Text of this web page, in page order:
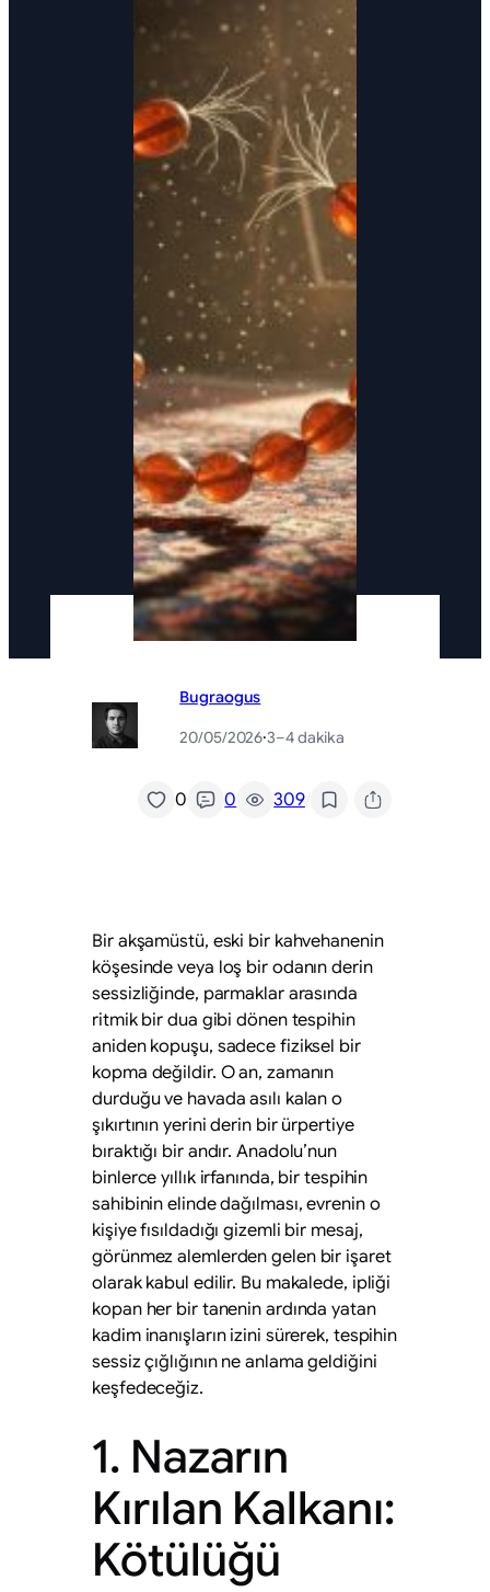
Bugraogus
20/05/2026·3–4 dakika
0 0 309/
Bir akşamüstü, eski bir kahvehanenin
köşesinde veya loş bir odanın derin
sessizliğinde, parmaklar arasında
ritmik bir dua gibi dönen tespihin
aniden kopuşu, sadece fiziksel bir
kopma değildir. O an, zamanın
durduğu ve havada asılı kalan o
şıkırtının yerini derin bir ürpertiye
bıraktığı bir andır. Anadolu’nun
binlerce yıllık irfanında, bir tespihin
sahibinin elinde dağılması, evrenin o
kişiye fısıldadığı gizemli bir mesaj,
görünmez alemlerden gelen bir işaret
olarak kabul edilir. Bu makalede, ipliği
kopan her bir tanenin ardında yatan
kadim inanışların izini sürerek, tespihin
sessiz çığlığının ne anlama geldiğini
keşfedeceğiz.
1. Nazarın
Kırılan Kalkanı:
Kötülüğü